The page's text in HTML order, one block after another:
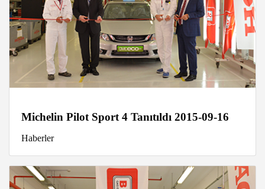
Michelin Pilot Sport 4 Tanıtıldı 2015-09-16
Haberler